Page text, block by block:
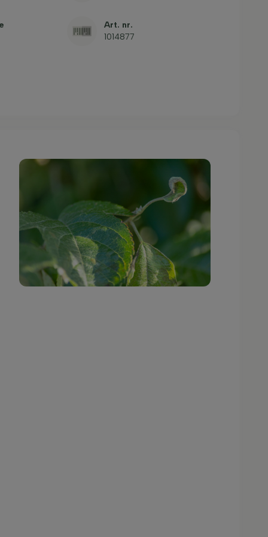
Art. nr.
1014877